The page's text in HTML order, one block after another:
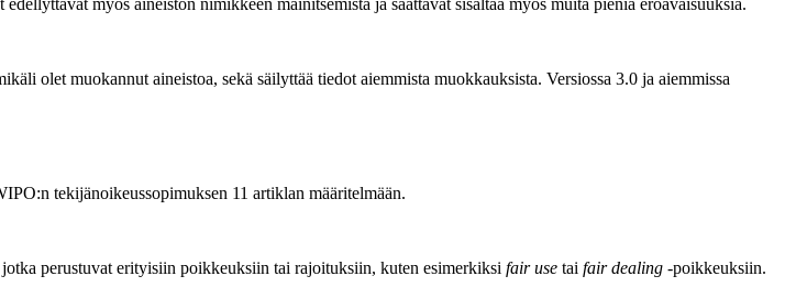
myös aineiston nimikkeen mainitsemista ja saattavat sisältää myös muita pieniä eroavaisuuksia.
olet muokannut aineistoa, sekä säilyttää tiedot aiemmista muokkauksista. Versiossa 3.0 ja aiemmissa
tekijänoikeussopimuksen 11 artiklan määritelmään.
perustuvat erityisiin poikkeuksiin tai rajoituksiin, kuten esimerkiksi fair use tai fair dealing -poikkeuksiin.